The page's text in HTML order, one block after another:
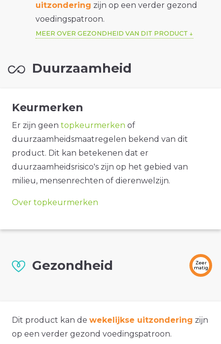
uitzondering zijn op een verder gezond
voedingspatroon.
MEER OVER GEZONDHEID VAN DIT PRODUCT
Duurzaamheid
Keurmerken
Er zijn geen topkeurmerken of
duurzaamheidsmaatregelen bekend van dit
product. Dit kan betekenen dat er
duurzaamheidsrisico's zijn op het gebied van
milieu, mensenrechten of dierenwelzijn.
Over topkeurmerken
Gezondheid
Zeer
matig
Dit product kan de wekelijkse uitzondering zijn
op een verder gezond voedingspatroon.